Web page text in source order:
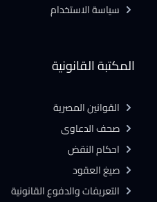
المكتبة القانونية
القوانين المصرية
صحف الدعاوى
احكام النقض
صيغ العقود
التعريفات والدفوع القانونية
سياسة الاستخدام